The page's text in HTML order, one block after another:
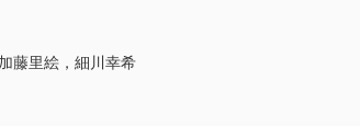
藤里絵，細川幸希